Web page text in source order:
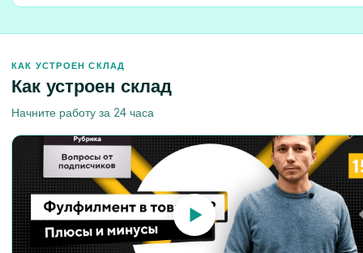
показатели вашего онлайн-бизнеса. Новые перспективы для
КАК УСТРОЕН СКЛАД
Как устроен склад
Начните работу за 24 часа